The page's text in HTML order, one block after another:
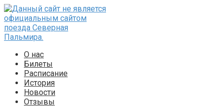
Перейти
к
контенту
О нас
Билеты
Расписание
История
Новости
Отзывы